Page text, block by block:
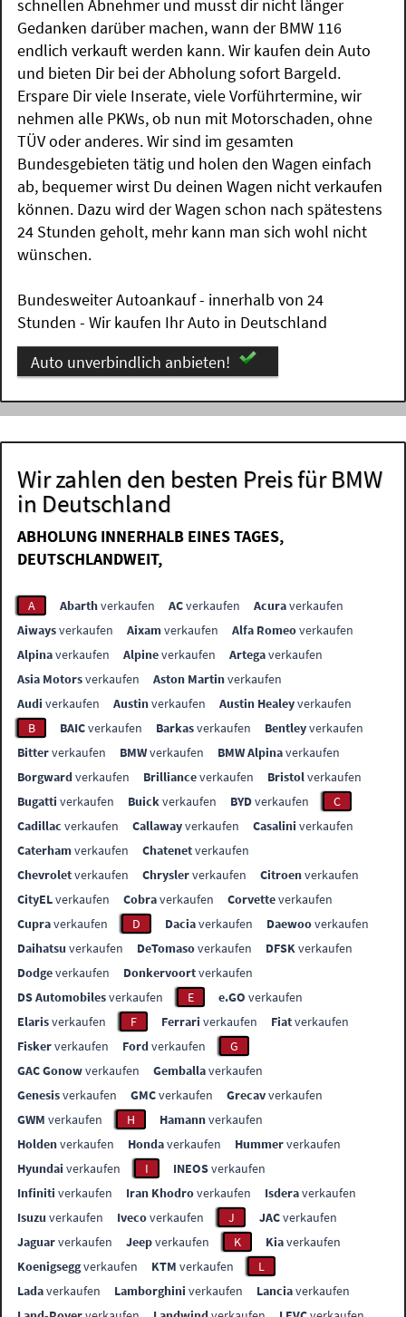
schnellen Abnehmer und musst dir nicht länger
Gedanken darüber machen, wann der BMW 116
endlich verkauft werden kann. Wir kaufen dein Auto
und bieten Dir bei der Abholung sofort Bargeld.
Erspare Dir viele Inserate, viele Vorführtermine, wir
nehmen alle PKWs, ob nun mit Motorschaden, ohne
TÜV oder anderes. Wir sind im gesamten
Bundesgebieten tätig und holen den Wagen einfach
ab, bequemer wirst Du deinen Wagen nicht verkaufen
können. Dazu wird der Wagen schon nach spätestens
24 Stunden geholt, mehr kann man sich wohl nicht
wünschen.
Bundesweiter Autoankauf - innerhalb von 24
Stunden - Wir kaufen Ihr Auto in Deutschland
Auto unverbindlich anbieten!
Wir zahlen den besten Preis für BMW
in Deutschland
ABHOLUNG INNERHALB EINES TAGES,
DEUTSCHLANDWEIT,
A Abarthverkaufen ACverkaufen Acuraverkaufen
Aiwaysverkaufen Aixamverkaufen Alfa Romeoverkaufen
Alpinaverkaufen Alpineverkaufen Artegaverkaufen
Asia Motorsverkaufen Aston Martinverkaufen
Audi verkaufen Austinverkaufen Austin Healeyverkaufen
B
BAICverkaufen Barkasverkaufen Bentleyverkaufen
Bitterverkaufen BMWverkaufen BMW Alpinaverkaufen
Borgwardverkaufen Brillianceverkaufen Bristolverkaufen
Bugatti verkaufen Buickverkaufen BYDverkaufen
C
Cadillac verkaufen Callawayverkaufen Casalini verkaufen
Caterhamverkaufen Chatenetverkaufen
Chevroletverkaufen Chryslerverkaufen Citroenverkaufen
CityELverkaufen Cobraverkaufen Corvetteverkaufen
Cupraverkaufen D Daciaverkaufen Daewooverkaufen
Daihatsu verkaufen DeTomasoverkaufen DFSKverkaufen
Dodgeverkaufen Donkervoortverkaufen
DS Automobilesverkaufen E e.GO verkaufen
Elarisverkaufen F Ferrari verkaufen Fiatverkaufen
Fiskerverkaufen Fordverkaufen
G
GAC Gonowverkaufen Gemballaverkaufen
Genesisverkaufen GMCverkaufen Grecavverkaufen
GWM verkaufen H Hamannverkaufen
Holdenverkaufen Hondaverkaufen Hummerverkaufen
Hyundai verkaufen I INEOSverkaufen
Infiniti verkaufen Iran Khodroverkaufen Isderaverkaufen
Isuzu verkaufen Ivecoverkaufen J JACverkaufen
Jaguarverkaufen Jeepverkaufen K Kiaverkaufen
Koenigseggverkaufen KTM verkaufen
L
Ladaverkaufen Lamborghini verkaufen Lanciaverkaufen